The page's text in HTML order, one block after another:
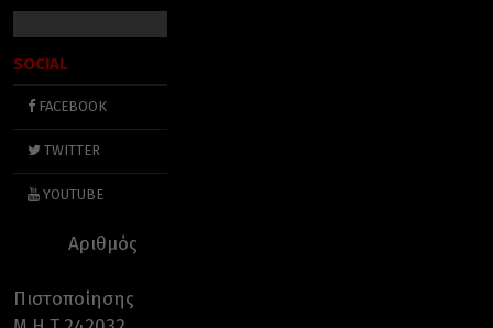
SOCIAL
FACEBOOK
TWITTER
YOUTUBE
Αριθμός
Πιστοποίησης